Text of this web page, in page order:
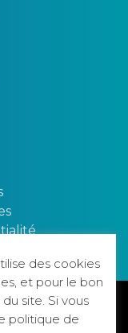
des cookies
et pour le bon
site. Si vous
politique de